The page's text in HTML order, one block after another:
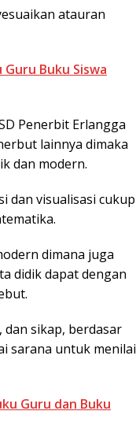
atauran
Guru Buku Siswa
Penerbit Erlangga
lainnya dimaka
dan modern.
dan visualisasi cukup
dimana juga
didik dapat dengan
sikap, berdasar
sarana untuk menilai
Guru dan Buku